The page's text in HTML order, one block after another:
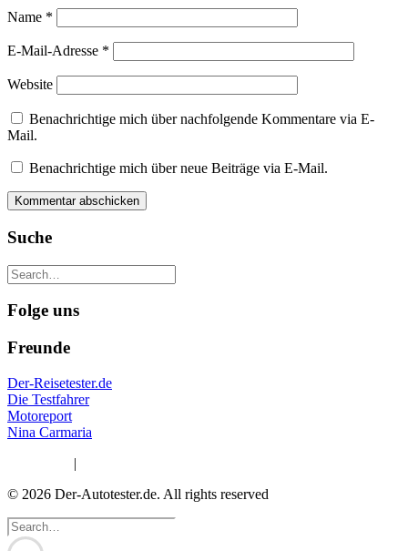
Name *
E-Mail-Adresse *
Website
Benachrichtige mich über nachfolgende Kommentare via E-
Mail.
Benachrichtige mich über neue Beiträge via E-Mail.
Suche
Folge uns
Freunde
Der-Reisetester.de
Die Testfahrer
Motoreport
Nina Carmaria
|
© 2026 Der-Autotester.de. All rights reserved